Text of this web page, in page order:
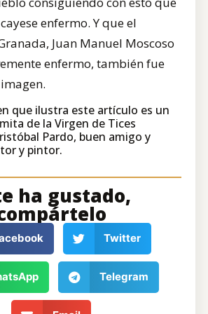
enfermo. Y que el
Juan Manuel Moscoso
enfermo, también fue
que ilustra este artículo es un
de la Virgen de Tices
Pardo, buen amigo y
y pintor.
ha gustado,
Twitter
Telegram